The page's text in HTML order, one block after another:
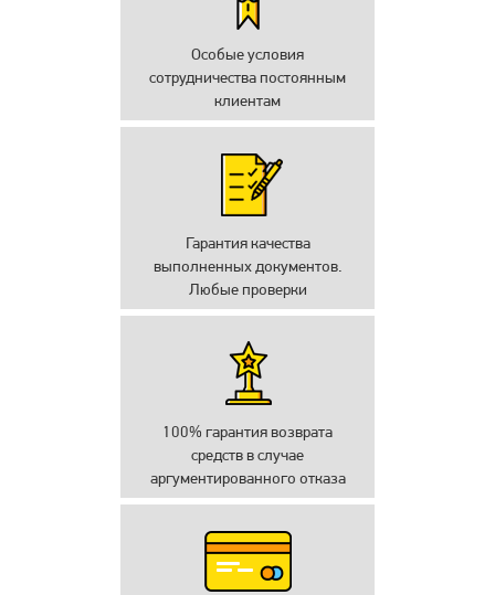
Особые условия
сотрудничества постоянным
клиентам
Гарантия качества
выполненных документов.
Любые проверки
100% гарантия возврата
средств в случае
аргументированного отказа